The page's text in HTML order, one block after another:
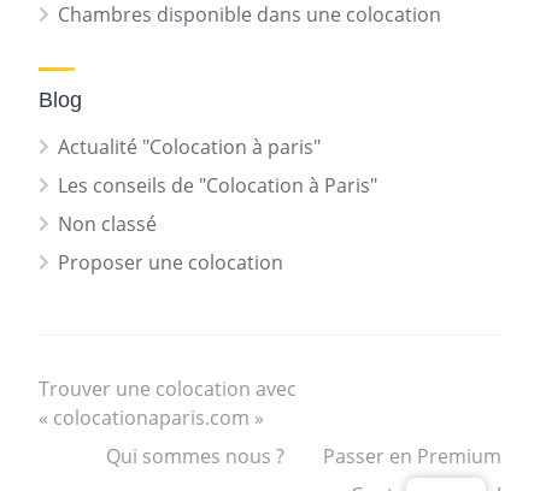
Chambres disponible dans une colocation
Blog
Actualité "Colocation à paris"
Les conseils de "Colocation à Paris"
Non classé
Proposer une colocation
Trouver une colocation avec
« colocationaparis.com »
Qui sommes nous ?
Passer en Premium